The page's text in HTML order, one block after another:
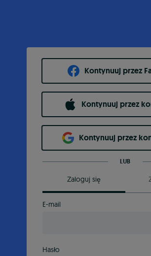
Kontynuuj przez
Kontynuuj przez
Kontynuuj przez
LUB
Zaloguj się
E-mail
Hasło